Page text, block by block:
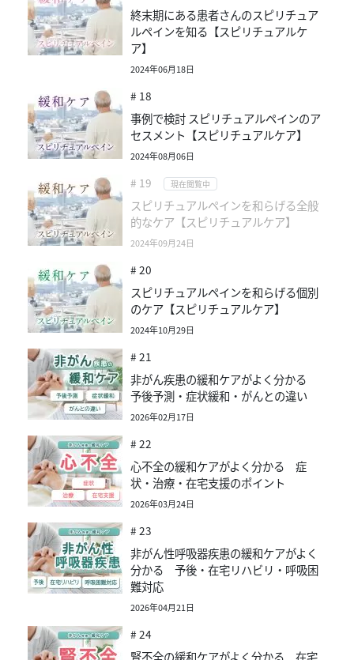
終末期にある患者さんのスピリチュア
ルペインを知る【スピリチュアルケ
ア】
2024年06月18日
# 18
事例で検討 スピリチュアルペインのア
セスメント【スピリチュアルケア】
2024年08月06日
# 19 現在閲覧中
スピリチュアルペインを和らげる全般
的なケア【スピリチュアルケア】
2024年09月24日
# 20
スピリチュアルペインを和らげる個別
のケア【スピリチュアルケア】
2024年10月29日
# 21
非がん疾患の緩和ケアがよく分かる
予後予測・症状緩和・がんとの違い
2026年02月17日
# 22
心不全の緩和ケアがよく分かる 症
状・治療・在宅支援のポイント
2026年03月24日
# 23
非がん性呼吸器疾患の緩和ケアがよく
分かる 予後・在宅リハビリ・呼吸困
難対応
2026年04月21日
# 24
腎不全の緩和ケアがよく分かる 在宅